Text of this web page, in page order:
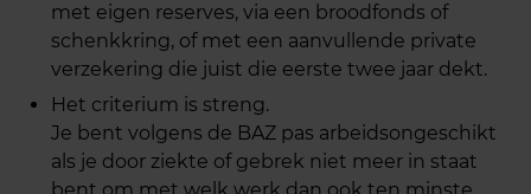
met eigen reserves, via een broodfonds of
schenkkring, of met een aanvullende private
verzekering die juist die eerste twee jaar dekt.
Het criterium is streng.
Je bent volgens de BAZ pas arbeidsongeschikt
als je door ziekte of gebrek niet meer in staat